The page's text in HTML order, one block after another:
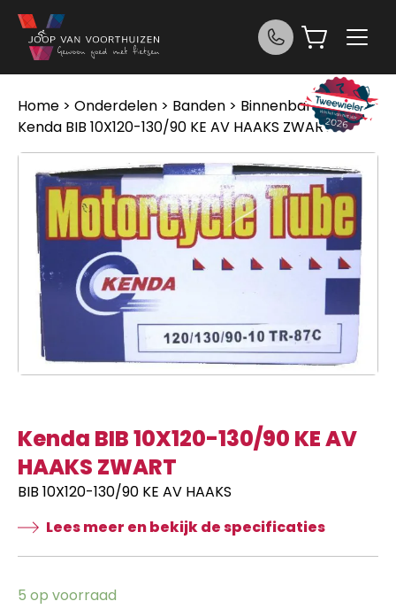
Ga naar de inhoud
Home > Onderdelen > Banden > Binnenbanden>
Kenda BIB 10X120-130/90 KE AV HAAKS ZWART
Kenda BIB 10X120-130/90 KE AV
HAAKS ZWART
BIB 10X120-130/90 KE AV HAAKS
Lees meer en bekijk de specificaties
5 op voorraad